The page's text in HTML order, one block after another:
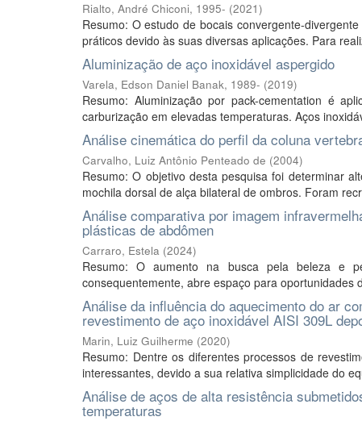
Rialto, André Chiconi, 1995- (2021)
Resumo: O estudo de bocais convergente-
práticos devido às suas diversas aplicações. Para
Aluminização de aço inoxidável aspergido
Varela, Edson Daniel Banak, 1989- (2019)
Resumo: Aluminização por pack-cementation é
carburização em elevadas temperaturas. Aços
Análise cinemática do perfil da coluna
Carvalho, Luiz Antônio Penteado de (2004)
Resumo: O objetivo desta pesquisa foi determinar
mochila dorsal de alça bilateral de ombros. Foram
Análise comparativa por imagem
plásticas de abdômen
Carraro, Estela (2024)
Resumo: O aumento na busca pela beleza e
consequentemente, abre espaço para oportunidades
Análise da influência do aquecimento do ar
revestimento de aço inoxidável AISI 309L
Marin, Luiz Guilherme (2020)
Resumo: Dentre os diferentes processos de
interessantes, devido a sua relativa simplicidade do
Análise de aços de alta resistência
temperaturas